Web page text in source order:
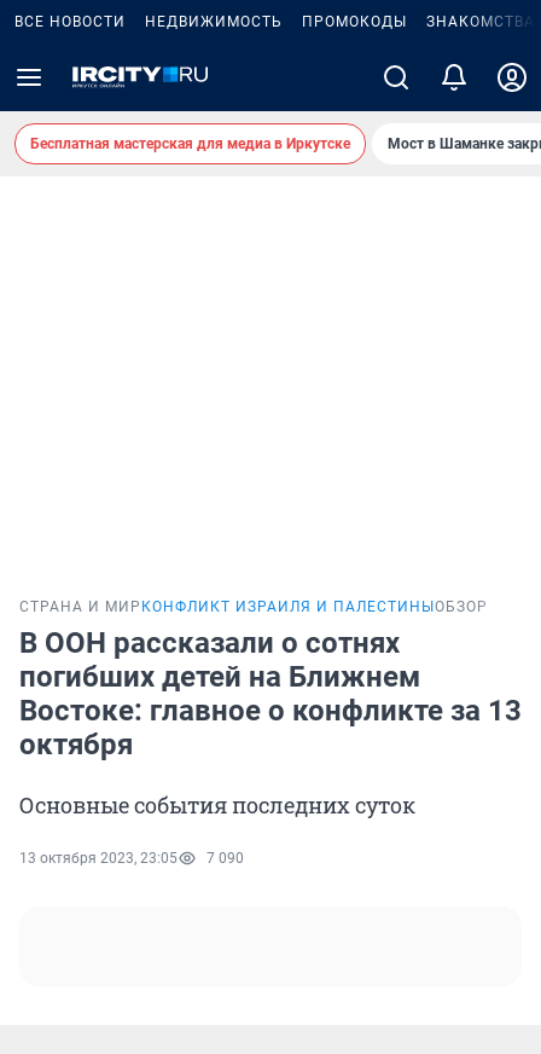
ВСЕ НОВОСТИ НЕДВИЖИМОСТЬ ПРОМОКОДЫ ЗНАКОМСТВА
Бесплатная мастерская для медиа в Иркутске Мост в Шаманке
СТРАНА И МИР КОНФЛИКТ ИЗРАИЛЯ И ПАЛЕСТИНЫ ОБЗОР
В ООН рассказали о сотнях
погибших детей на Ближнем
Востоке: главное о конфликте за 13
октября
Основные события последних суток
13 октября 2023, 23:05 7 090